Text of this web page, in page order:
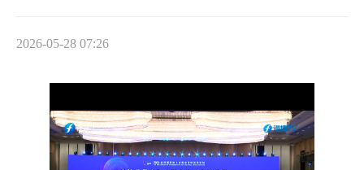
2026-05-28 07:26